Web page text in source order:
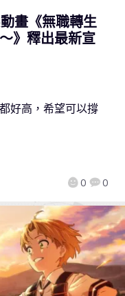
畫《無職轉生
》釋出最新宣
0 0
好高，希望可以撐